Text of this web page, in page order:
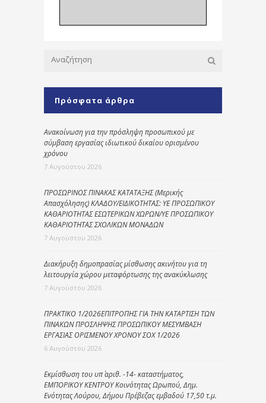
Πρόσφατα άρθρα
Ανακοίνωση για την πρόσληψη προσωπικού με
σύμβαση εργασίας ιδιωτικού δικαίου ορισμένου
χρόνου
7 Αυγούστου 2026
ΠΡΟΣΩΡΙΝΟΣ ΠΙΝΑΚΑΣ ΚΑΤΑΤΑΞΗΣ (Μερικής
Απασχόλησης) ΚΛΑΔΟΥ/ΕΙΔΙΚΟΤΗΤΑΣ: ΥΕ ΠΡΟΣΩΠΙΚΟΥ
ΚΑΘΑΡΙΟΤΗΤΑΣ ΕΣΩΤΕΡΙΚΩΝ ΧΩΡΩΝ/ΥΕ ΠΡΟΣΩΠΙΚΟΥ
ΚΑΘΑΡΙΟΤΗΤΑΣ ΣΧΟΛΙΚΩΝ ΜΟΝΑΔΩΝ
7 Αυγούστου 2026
Διακήρυξη δημοπρασίας μίσθωσης ακινήτου για τη
λειτουργία χώρου μεταφόρτωσης της ανακύκλωσης
7 Αυγούστου 2026
ΠΡΑΚΤΙΚΟ 1/2026ΕΠΙΤΡΟΠΗΣ ΓΙΑ ΤΗΝ ΚΑΤΑΡΤΙΣΗ ΤΩΝ
ΠΙΝΑΚΩΝ ΠΡΟΣΛΗΨΗΣ ΠΡΟΣΩΠΙΚΟΥ ΜΕΣΥΜΒΑΣΗ
ΕΡΓΑΣΙΑΣ ΟΡΙΣΜΕΝΟΥ ΧΡΟΝΟΥ ΣΟΧ 1/2026
6 Αυγούστου 2026
Εκμίσθωση του υπ΄ αριθ. -14- καταστήματος,
ΕΜΠΟΡΙΚΟΥ ΚΕΝΤΡΟΥ Κοινότητας Ωρωπού, Δημ.
Ενότητας Λούρου, Δήμου Πρέβεζας εμβαδού 17,50 τ.μ.